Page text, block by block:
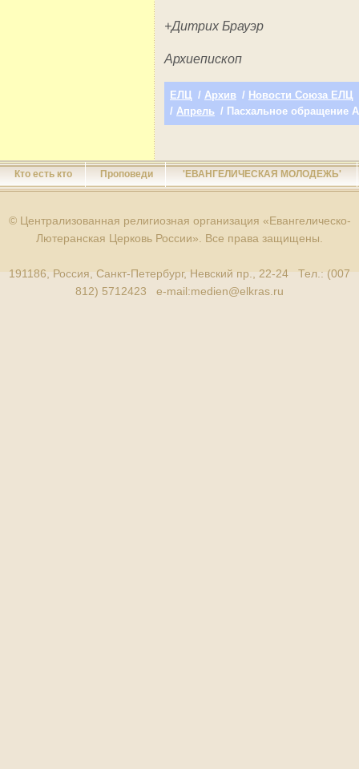
+Дитрих Брауэр
Архиепископ
ЕЛЦ / Архив / Новости Союза ЕЛЦ
/ Апрель / Пасхальное обращение
Кто есть кто Проповеди 'ЕВАНГЕЛИЧЕСКАЯ МОЛОДЕЖЬ'
© Централизованная религиозная организация «Евангелическо-
Лютеранская Церковь России». Все права защищены.
191186, Россия, Санкт-Петербург, Невский пр., 22-24 Тел.: (007
812) 5712423 e-mail:medien@elkras.ru